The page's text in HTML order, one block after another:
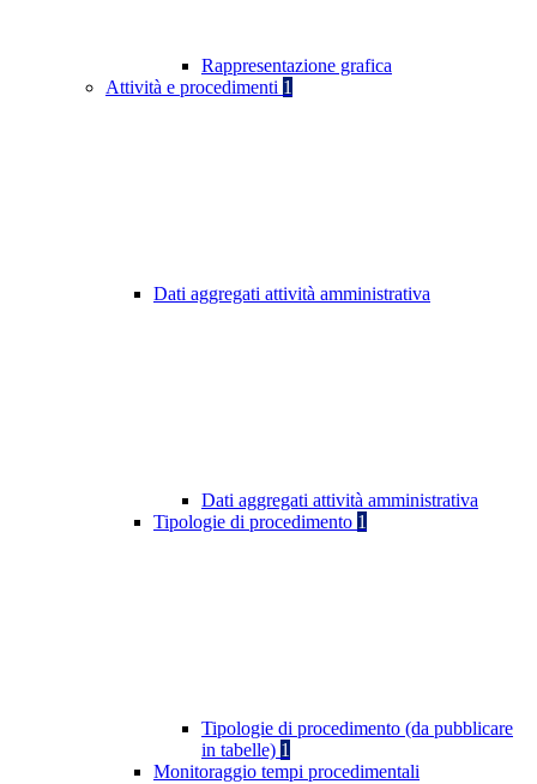
Rappresentazione grafica
Attività e procedimenti 1
Dati aggregati attività amministrativa
Dati aggregati attività amministrativa
Tipologie di procedimento 1
Tipologie di procedimento (da pubblicare
in tabelle) 1
Monitoraggio tempi procedimentali